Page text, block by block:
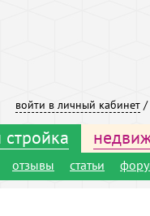
войти в личный кабинет /
отзывы статьи